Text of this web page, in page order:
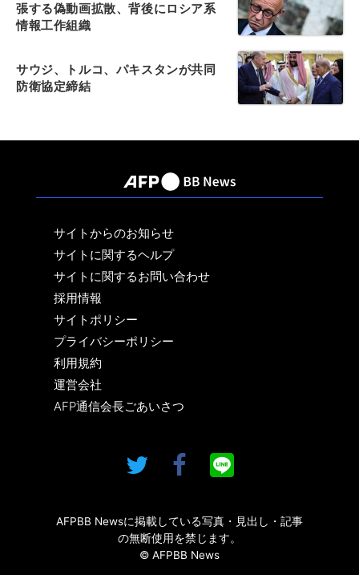
張する偽動画拡散、背後にロシア系
情報工作組織
サウジ、トルコ、パキスタンが共同
防衛協定締結
サイトからのお知らせ
サイトに関するヘルプ
サイトに関するお問い合わせ
採用情報
サイトポリシー
プライバシーポリシー
利用規約
運営会社
AFP通信会長ごあいさつ
AFPBB Newsに掲載している写真・見出し・記事
の無断使用を禁じます。
© AFPBB News